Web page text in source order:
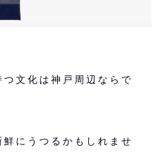
文化は神戸周辺ならで
にうつるかもしれませ